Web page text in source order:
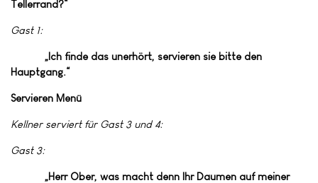
Tellerrand?“
Gast 1:
„Ich finde das unerhört, servieren sie bitte den
Hauptgang.“
Servieren Menü
Kellner serviert für Gast 3 und 4:
Gast 3:
„Herr Ober, was macht denn Ihr Daumen auf meiner